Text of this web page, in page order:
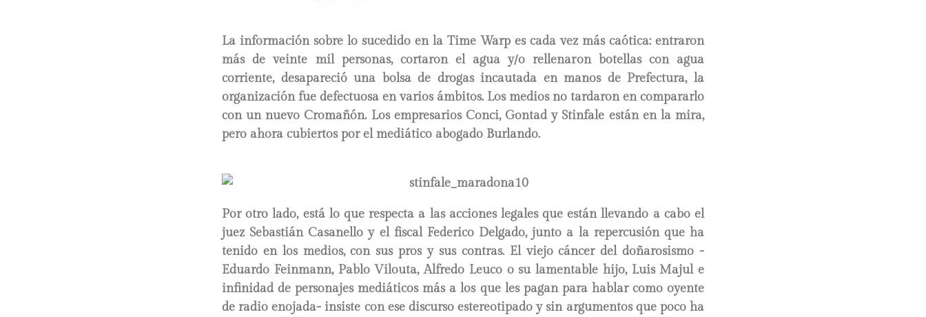
La información sobre lo sucedido en la Time Warp es cada vez más caótica: entraron
más de veinte mil personas, cortaron el agua y/o rellenaron botellas con agua
corriente, desapareció una bolsa de drogas incautada en manos de Prefectura, la
organización fue defectuosa en varios ámbitos. Los medios no tardaron en compararlo
con un nuevo Cromañón. Los empresarios Conci, Gontad y Stinfale están en la mira,
pero ahora cubiertos por el mediático abogado Burlando.
Por otro lado, está lo que respecta a las acciones legales que están llevando a cabo el
juez Sebastián Casanello y el fiscal Federico Delgado, junto a la repercusión que ha
tenido en los medios, con sus pros y sus contras. El viejo cáncer del doñarosismo -
Eduardo Feinmann, Pablo Vilouta, Alfredo Leuco o su lamentable hijo, Luis Majul e
infinidad de personajes mediáticos más a los que les pagan para hablar como oyente
de radio enojada- insiste con ese discurso estereotipado y sin argumentos que poco ha